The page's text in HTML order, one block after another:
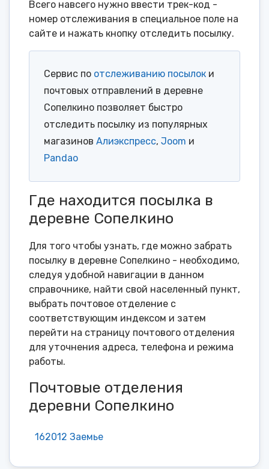
Всего навсего нужно ввести трек-код -
номер отслеживания в специальное поле на
сайте и нажать кнопку отследить посылку.
Сервис по отслеживанию посылок и
почтовых отправлений в деревне
Сопелкино позволяет быстро
отследить посылку из популярных
магазинов Алиэкспресс, Joom и
Pandao
Где находится посылка в
деревне Сопелкино
Для того чтобы узнать, где можно забрать
посылку в деревне Сопелкино - необходимо,
следуя удобной навигации в данном
справочнике, найти свой населенный пункт,
выбрать почтовое отделение с
соответствующим индексом и затем
перейти на страницу почтового отделения
для уточнения адреса, телефона и режима
работы.
Почтовые отделения
деревни Сопелкино
162012 Заемье